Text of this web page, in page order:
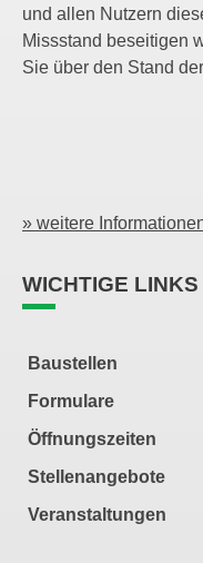
und allen Nutzern
Missstand beseitigen
Sie über den Stand
» weitere
WICHTIGE LINKS
Baustellen
Formulare
Öffnungszeiten
Stellenangebote
Veranstaltungen